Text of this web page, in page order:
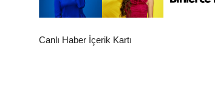
Canlı Haber İçerik Kartı